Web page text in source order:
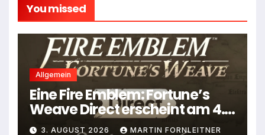
You missed
Allgemein
Eine Fire Emblem: Fortune’s
Weave Direct erscheint am 4.
August
3. AUGUST 2026 MARTIN FORNLEITNER